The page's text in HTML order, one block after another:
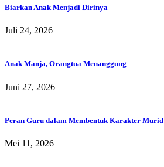
Biarkan Anak Menjadi Dirinya
Juli 24, 2026
Anak Manja, Orangtua Menanggung
Juni 27, 2026
Peran Guru dalam Membentuk Karakter Murid
Mei 11, 2026